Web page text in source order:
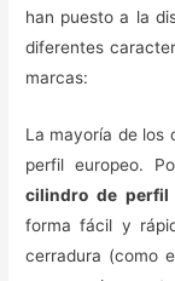
han puesto a la
diferentes
marcas:
La mayoría de los
perfil europeo.
cilindro de perfil
forma fácil y
cerradura (como